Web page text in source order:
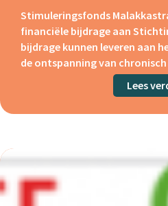
Stimuleringsfonds
financiële bijdrage aan
bijdrage kunnen leveren aan
de ontspanning van chronisch
Lees